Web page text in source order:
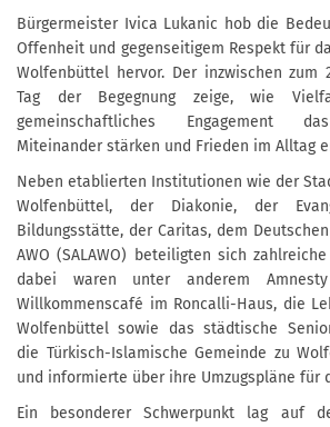
Bürgermeister Ivica Lukanic hob die
Offenheit und gegenseitigem Respekt für
Wolfenbüttel hervor. Der inzwischen zum
Tag der Begegnung zeige, wie
gemeinschaftliches Engagement
Miteinander stärken und Frieden im Alltag
Neben etablierten Institutionen wie der
Wolfenbüttel, der Diakonie, der
Bildungsstätte, der Caritas, dem
AWO (SALAWO) beteiligten sich
dabei waren unter anderem
Willkommenscafé im Roncalli-Haus, die
Wolfenbüttel sowie das städtische
die Türkisch-Islamische Gemeinde zu
und informierte über ihre Umzugspläne für
Ein besonderer Schwerpunkt lag auf